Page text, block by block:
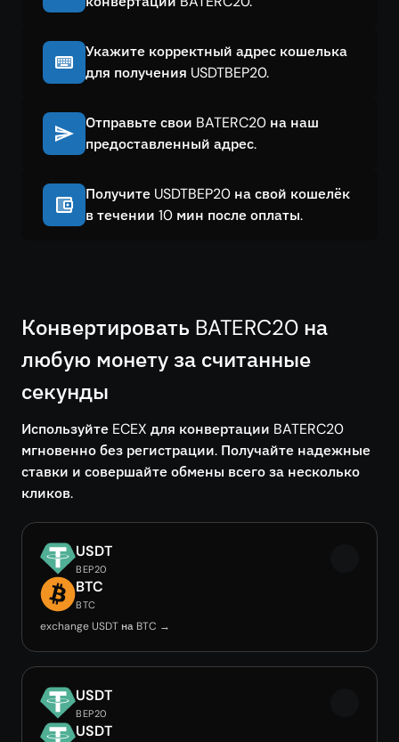
Укажите корректный адрес кошелька
для получения USDTBEP20.
Отправьте свои BATERC20 на наш
предоставленный адрес.
Получите USDTBEP20 на свой кошелёк
в течении 10 мин после оплаты.
Конвертировать BATERC20 на
любую монету за считанные
секунды
Используйте ECEX для конвертации BATERC20
мгновенно без регистрации. Получайте надежные
ставки и совершайте обмены всего за несколько
кликов.
USDT
BEP20
BTC
BTC
exchange USDT на BTC →
USDT
BEP20
USDT